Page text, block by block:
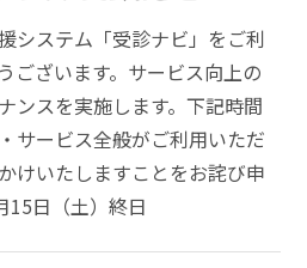
システム「受診ナビ」をご利
ございます。サービス向上の
ンスを実施します。下記時間
サービス全般がご利用いただ
けいたしますことをお詫び申
15日（土）終日